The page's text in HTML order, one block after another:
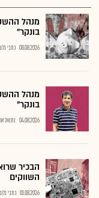
מנהל
בונקר"
08.08.2026 כתבי
מנהל
בונקר"
04.08.2026 נתנאל
הבכיר
השווקים
01.08.2026 כתבי